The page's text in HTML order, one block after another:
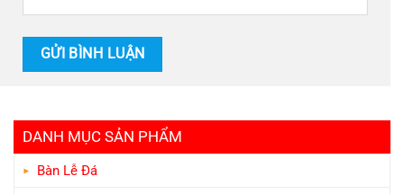
DANH MỤC SẢN PHẨM
Bàn Lễ Đá